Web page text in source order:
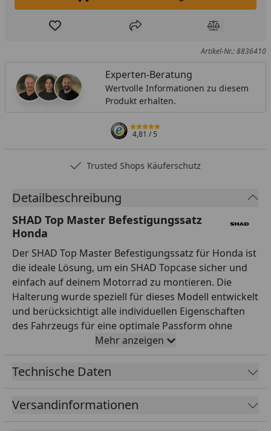
Produkt zur Wunschliste hinzufügen
Teilen Produkt
Artikel-Nr.: 8836410
Experten-Beratung
Wertvolle Informationen zu diesem
Produkt erhalten.
4,81/ 5
Trusted Shops Käuferschutz
Detailbeschreibung
SHAD Top Master Befestigungssatz
Honda
Der SHAD Top Master Befestigungssatz für Honda ist
die ideale Lösung, um ein SHAD Topcase sicher und
einfach auf deinem Motorrad zu montieren. Die
Halterung wurde speziell für dieses Modell entwickelt
und berücksichtigt alle individuellen Eigenschaften
des Fahrzeugs für eine optimale Passform ohne
nachträgliche Anpassungen. Gefertigt aus
hochwertigem Stahl mit robuster schwarzer
Pulverbeschichtung garantiert der Top Master
Beladung. Die einfache Montage und Demontage
machen ihn zur idealen Wahl für alle, die ihr Topcase
Mehr anzeigen
Technische Daten
Versandinformationen